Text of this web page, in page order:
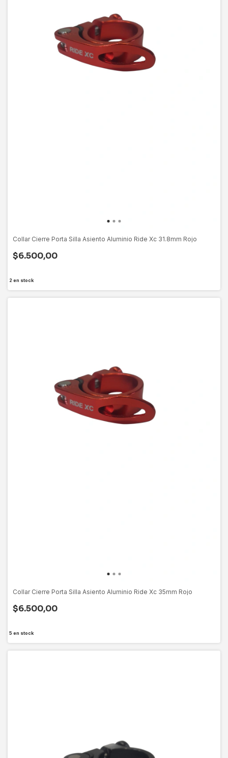
Collar Cierre Porta Silla Asiento Aluminio Ride Xc 31.8mm Rojo
$6.500,00
2 en stock
Collar Cierre Porta Silla Asiento Aluminio Ride Xc 35mm Rojo
$6.500,00
5 en stock